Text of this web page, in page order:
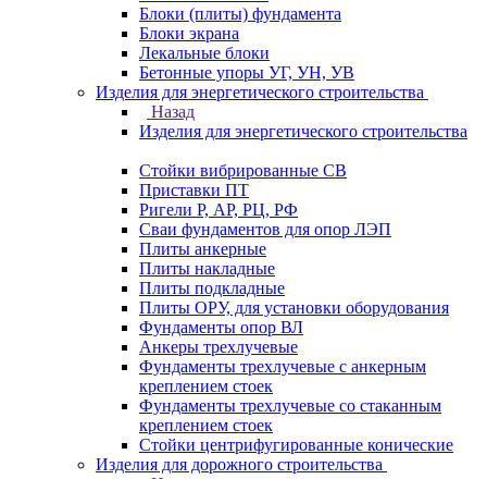
Блоки (плиты) фундамента
Блоки экрана
Лекальные блоки
Бетонные упоры УГ, УН, УВ
Изделия для энергетического строительства
Назад
Изделия для энергетического строительства
Стойки вибрированные СВ
Приставки ПТ
Ригели Р, АР, РЦ, РФ
Сваи фундаментов для опор ЛЭП
Плиты анкерные
Плиты накладные
Плиты подкладные
Плиты ОРУ, для установки оборудования
Фундаменты опор ВЛ
Анкеры трехлучевые
Фундаменты трехлучевые с анкерным
креплением стоек
Фундаменты трехлучевые со стаканным
креплением стоек
Стойки центрифугированные конические
Изделия для дорожного строительства